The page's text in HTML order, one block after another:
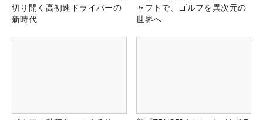
切り開く高初速ドライバーの
新時代
ャフトで、ゴルフを異次元の
世界へ